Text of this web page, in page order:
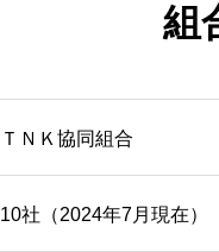
組
ＴＮＫ協同組合
10社（2024年7月現在）